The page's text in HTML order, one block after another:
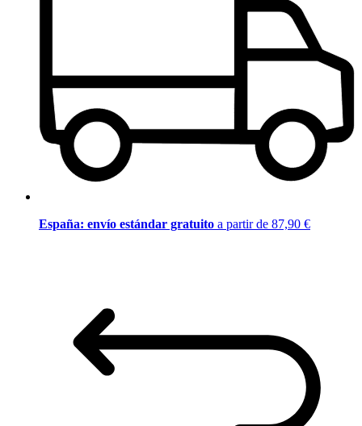
España: envío estándar gratuito a partir de 87,90 €